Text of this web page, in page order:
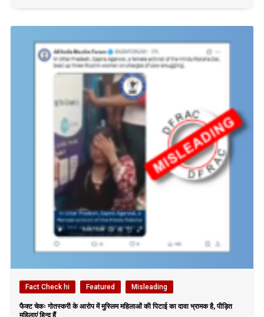
Fact Check hi Featured Misleading
फैक्ट चेकः गोतस्करी के आरोप में मुस्लिम महिलाओं की पिटाई का दावा भ्रामक है, पीड़ित